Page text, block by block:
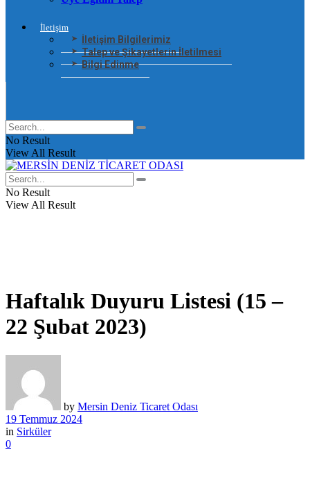
İletişim
İletişim Bilgilerimiz
Talep ve Şikayetlerin İletilmesi
Bilgi Edinme
No Result
View All Result
No Result
View All Result
Haftalık Duyuru Listesi (15 –
22 Şubat 2023)
by Mersin Deniz Ticaret Odası
19 Temmuz 2024
in Sirküler
0